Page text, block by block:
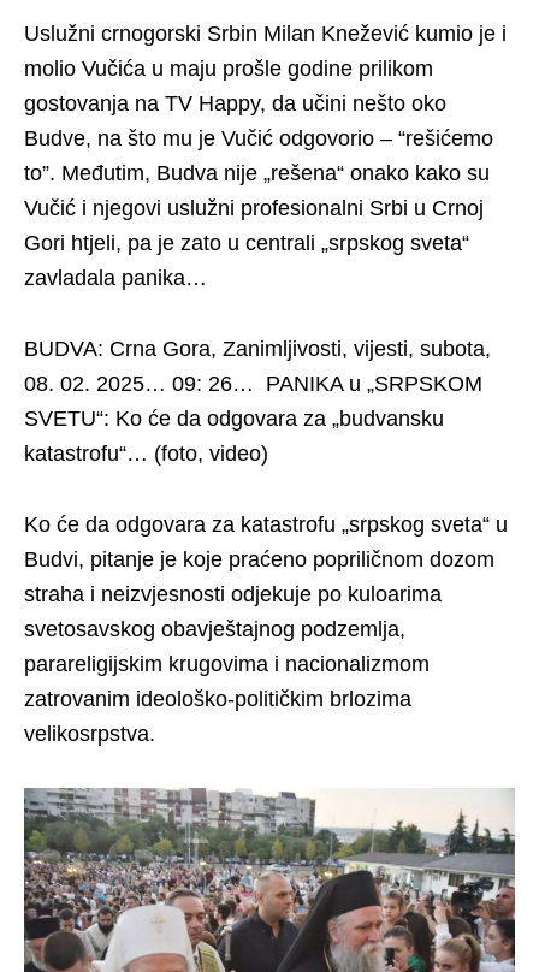
Uslužni crnogorski Srbin Milan Knežević kumio je i
molio Vučića u maju prošle godine prilikom
gostovanja na TV Happy, da učini nešto oko
Budve, na što mu je Vučić odgovorio – “rešićemo
to”. Međutim, Budva nije „rešena“ onako kako su
Vučić i njegovi uslužni profesionalni Srbi u Crnoj
Gori htjeli, pa je zato u centrali „srpskog sveta“
zavladala panika…
BUDVA: Crna Gora, Zanimljivosti, vijesti, subota,
08. 02. 2025… 09: 26… PANIKA u „SRPSKOM
SVETU“: Ko će da odgovara za „budvansku
katastrofu“… (foto, video)
Ko će da odgovara za katastrofu „srpskog sveta“ u
Budvi, pitanje je koje praćeno popriličnom dozom
straha i neizvjesnosti odjekuje po kuloarima
svetosavskog obavještajnog podzemlja,
parareligijskim krugovima i nacionalizmom
zatrovanim ideološko-političkim brlozima
velikosrpstva.